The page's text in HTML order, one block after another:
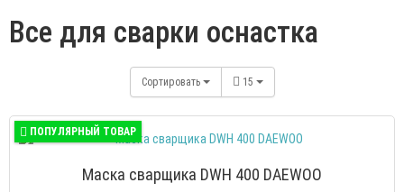
Все для сварки оснастка
Сортировать 15
ПОПУЛЯРНЫЙ ТОВАР
Маска сварщика DWH 400 DAEWOO